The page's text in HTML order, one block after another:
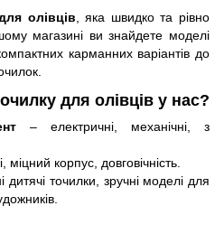
олівців, яка швидко та рівно
магазині ви знайдете моделі
карманних варіантів до
для олівців у нас?
– електричні, механічні, з
міцний корпус, довговічність.
дитячі точилки, зручні моделі для